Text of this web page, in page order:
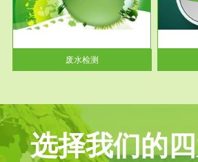
废水检测
检测范围工业废气检测包括有机
废气和无机废气。有机废气主要
包括...
选择我们的